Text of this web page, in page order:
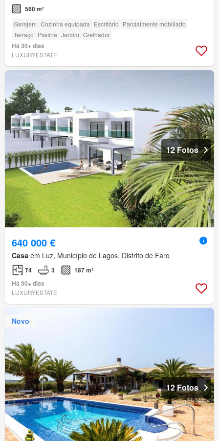
560 m²
Garajem Cozinha equipada Escritório Parcialmente mobiliado
Terraço Piscina Jardim Grelhador
Há 30+ dias
LUXURYESTATE
12 Fotos
640 000 €
Casa em Luz, Município de Lagos, Distrito de Faro
T4 3
187 m²
Há 30+ dias
LUXURYESTATE
Novo
12 Fotos